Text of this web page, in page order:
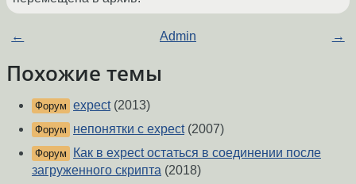
← Admin →
Похожие темы
Форум expect(2013)
Форум непонятки с expect(2007)
Форум
Как в expect остаться в соединении после
загруженного скрипта (2018)